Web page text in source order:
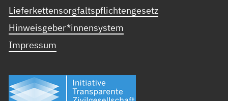
Lieferkettensorgfaltspflichtengesetz
Hinweisgeber*innensystem
Impressum